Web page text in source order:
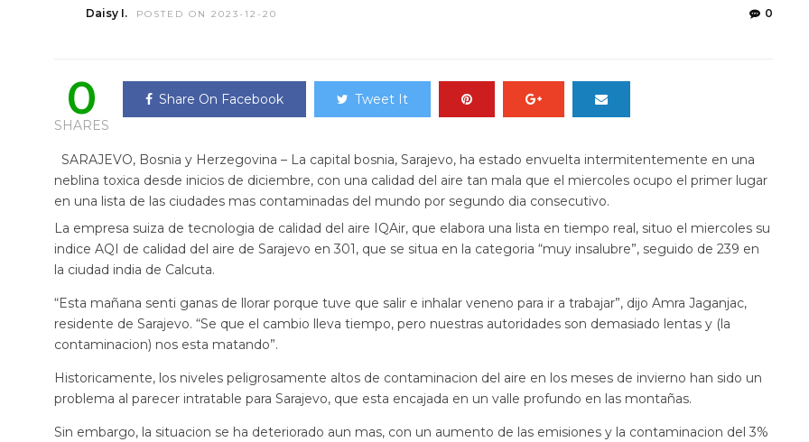
Daisy I. POSTED ON 2023-12-20 0
0
SHARES
Share On Facebook Tweet It
SARAJEVO, Bosnia y Herzegovina – La capital bosnia, Sarajevo, ha estado envuelta intermitentemente en una
neblina toxica desde inicios de diciembre, con una calidad del aire tan mala que el miercoles ocupo el primer lugar
en una lista de las ciudades mas contaminadas del mundo por segundo dia consecutivo.
La empresa suiza de tecnologia de calidad del aire IQAir, que elabora una lista en tiempo real, situo el miercoles su
indice AQI de calidad del aire de Sarajevo en 301, que se situa en la categoria “muy insalubre”, seguido de 239 en
la ciudad india de Calcuta.
“Esta mañana senti ganas de llorar porque tuve que salir e inhalar veneno para ir a trabajar”, dijo Amra Jaganjac,
residente de Sarajevo. “Se que el cambio lleva tiempo, pero nuestras autoridades son demasiado lentas y (la
contaminacion) nos esta matando”.
Historicamente, los niveles peligrosamente altos de contaminacion del aire en los meses de invierno han sido un
problema al parecer intratable para Sarajevo, que esta encajada en un valle profundo en las montañas.
Sin embargo, la situacion se ha deteriorado aun mas, con un aumento de las emisiones y la contaminacion del 3%